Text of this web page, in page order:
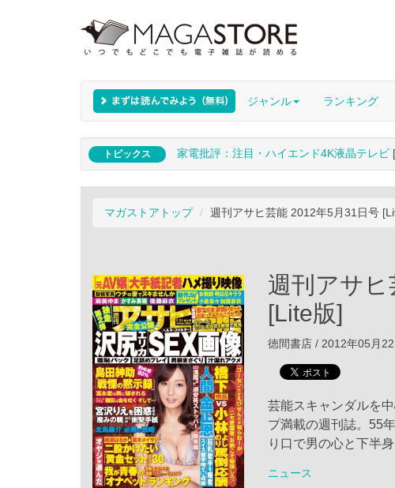
ジャンル ランキング
トピックス 家電批評：注目・ハイエンド4K液晶テレビ
マガストアトップ 週刊アサヒ芸能 2012年5月31日号
週刊アサ
[Lite版]
徳間書店 / 2012年05月
芸能スキャンダルを
プ満載の週刊誌。55
り口で男の心と下半
ニュース